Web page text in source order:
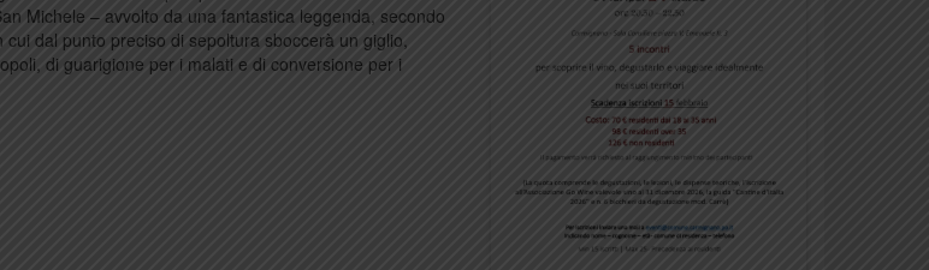
Michele – avvolto da una fantastica leggenda, secondo
dal punto preciso di sepoltura sboccerà un giglio,
di guarigione per i malati e di conversione per i